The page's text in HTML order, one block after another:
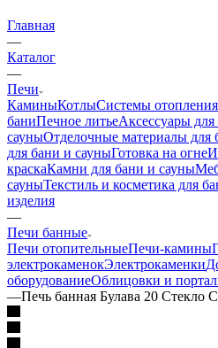
Главная
—
Каталог
—
Печи
КаминыКотлыСистемы отопления
баниПечное литьеАксессуары
сауныОтделочные материалы для
для бани и сауныГотовка на огне
краскаКамни для бани и сауны
сауныТекстиль и косметика для
изделия
—
Печи банные
Печи отопительныеПечи-камины
электрокаменокЭлектрокаменки
оборудованиеОблицовки и
—Печь банная Булава 20 Стекло